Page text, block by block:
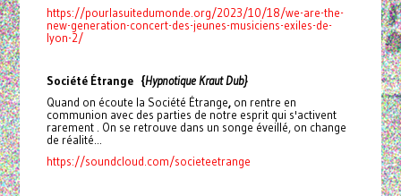
https://pourlasuitedumonde.org/2023/10/18/we-are-the-
new-generation-concert-des-jeunes-musiciens-exiles-de-
lyon-2/
Société Étrange {Hypnotique Kraut Dub}
Quand on écoute la Société Étrange, on rentre en
communion avec des parties de notre esprit qui s'activent
rarement . On se retrouve dans un songe éveillé, on change
de réalité...
https://soundcloud.com/societeetrange